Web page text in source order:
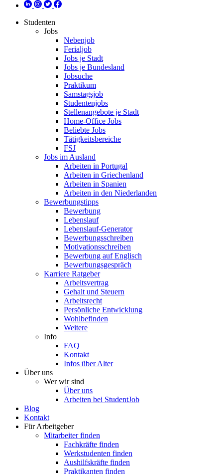
Studenten
Jobs
Nebenjob
Ferialjob
Jobs je Stadt
Jobs je Bundesland
Jobsuche
Praktikum
Samstagsjob
Studentenjobs
Stellenangebote je Stadt
Home-Office Jobs
Beliebte Jobs
Tätigkeitsbereiche
FSJ
Jobs im Ausland
Arbeiten in Portugal
Arbeiten in Griechenland
Arbeiten in Spanien
Arbeiten in den Niederlanden
Bewerbungstipps
Bewerbung
Lebenslauf
Lebenslauf-Generator
Bewerbungsschreiben
Motivationsschreiben
Bewerbung auf Englisch
Bewerbungsgespräch
Karriere Ratgeber
Arbeitsvertrag
Gehalt und Steuern
Arbeitsrecht
Persönliche Entwicklung
Wohlbefinden
Weitere
Info
FAQ
Kontakt
Infos über Alter
Über uns
Wer wir sind
Über uns
Arbeiten bei StudentJob
Blog
Kontakt
Für Arbeitgeber
Mitarbeiter finden
Fachkräfte finden
Werkstudenten finden
Aushilfskräfte finden
Praktikanten finden